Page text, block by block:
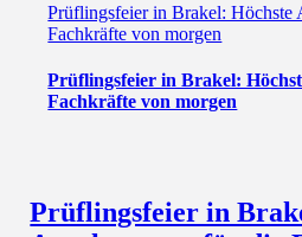
Prüflingsfeier in Brakel: Höchste
Fachkräfte von morgen
Prüflingsfeier in Brakel:
Fachkräfte von morgen
Prüflingsfeier in